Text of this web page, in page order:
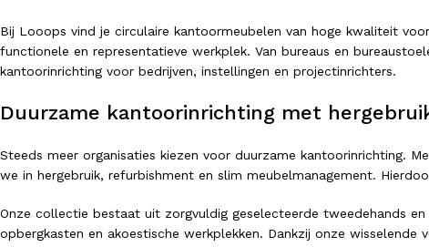
Bij Looops vind je circulaire kantoormeubelen van hoge kwaliteit
functionele en representatieve werkplek. Van bureaus en
kantoorinrichting voor bedrijven, instellingen en projectinrichters.
Duurzame kantoorinrichting met
Steeds meer organisaties kiezen voor duurzame kantoorinrichting.
we in hergebruik, refurbishment en slim meubelmanagement.
Onze collectie bestaat uit zorgvuldig geselecteerde tweedehands
opbergkasten en akoestische werkplekken. Dankzij onze